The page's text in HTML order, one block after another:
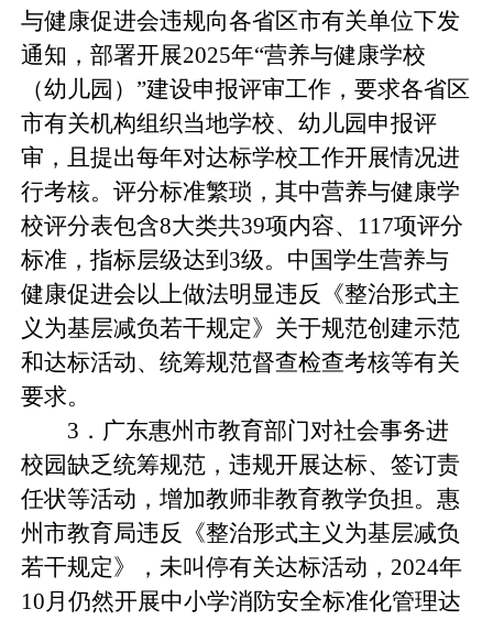
与健康促进会违规向各省区市有关单位下发
通知，部署开展2025年“营养与健康学校
（幼儿园）”建设申报评审工作，要求各省区
市有关机构组织当地学校、幼儿园申报评
审，且提出每年对达标学校工作开展情况进
行考核。评分标准繁琐，其中营养与健康学
校评分表包含8大类共39项内容、117项评分
标准，指标层级达到3级。中国学生营养与
健康促进会以上做法明显违反《整治形式主
义为基层减负若干规定》关于规范创建示范
和达标活动、统筹规范督查检查考核等有关
要求。
3．广东惠州市教育部门对社会事务进
校园缺乏统筹规范，违规开展达标、签订责
任状等活动，增加教师非教育教学负担。惠
州市教育局违反《整治形式主义为基层减负
若干规定》，未叫停有关达标活动，2024年
10月仍然开展中小学消防安全标准化管理达